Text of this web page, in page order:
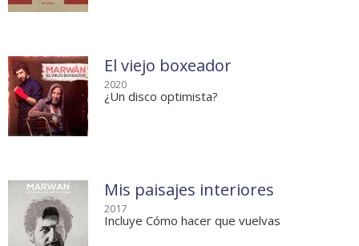
El viejo boxeador
2020
¿Un disco optimista?
Mis paisajes interiores
2017
Incluye Cómo hacer que vuelvas